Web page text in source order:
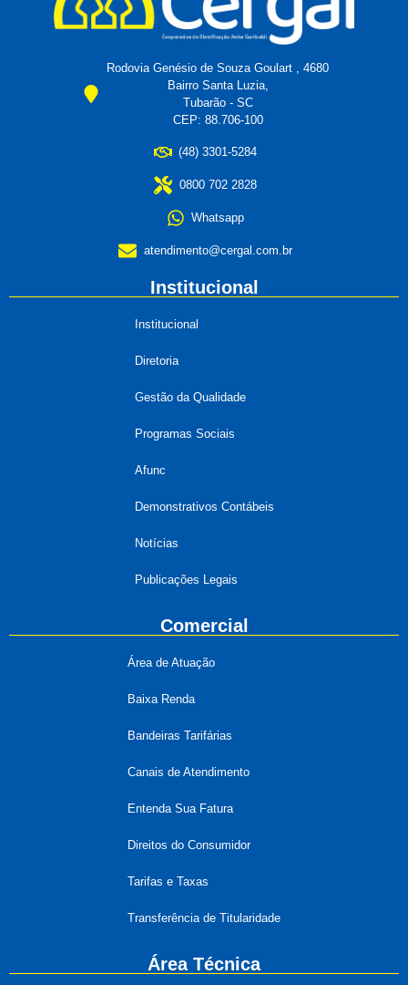
Rodovia Genésio de Souza Goulart , 4680
Bairro Santa Luzia,
Tubarão - SC
CEP: 88.706-100
(48) 3301-5284
0800 702 2828
Whatsapp
atendimento@cergal.com.br
Institucional
Institucional
Diretoria
Gestão da Qualidade
Programas Sociais
Afunc
Demonstrativos Contábeis
Notícias
Publicações Legais
Comercial
Área de Atuação
Baixa Renda
Bandeiras Tarifárias
Canais de Atendimento
Entenda Sua Fatura
Direitos do Consumidor
Tarifas e Taxas
Transferência de Titularidade
Área Técnica